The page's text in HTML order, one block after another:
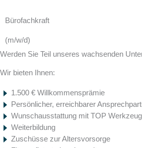
InhaltBürofachkraft
(m/w/d)
Werden Sie Teil unseres wachsenden
Wir bieten Ihnen:
1.500 € Willkommensprämie
Persönlicher, erreichbarer
Wunschausstattung mit TOP Werkzeug
Weiterbildung
Zuschüsse zur Altersvorsorge